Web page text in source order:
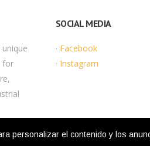
for
SOCIAL MEDIA
· Facebook
· Instagram
personalizar el contenido y los